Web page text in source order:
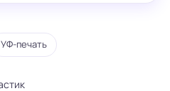
УФ-печать